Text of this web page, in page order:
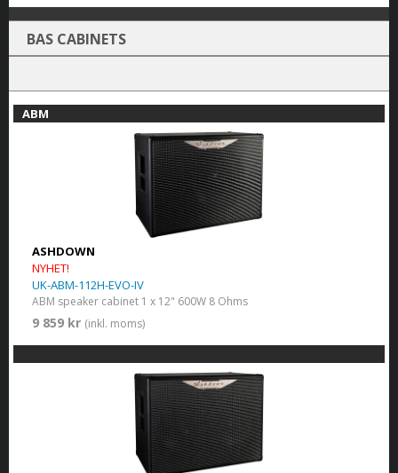
BAS CABINETS
ABM
ASHDOWN
NYHET!
UK-ABM-112H-EVO-IV
ABM speaker cabinet 1 x 12" 600W 8 Ohms
9 859 kr (inkl. moms)